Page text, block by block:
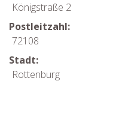
Königstraße 2
Postleitzahl:
72108
Stadt:
Rottenburg